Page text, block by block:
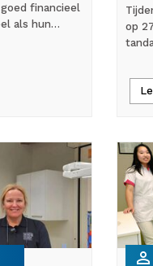
financieel
als hun…
op
person_outline